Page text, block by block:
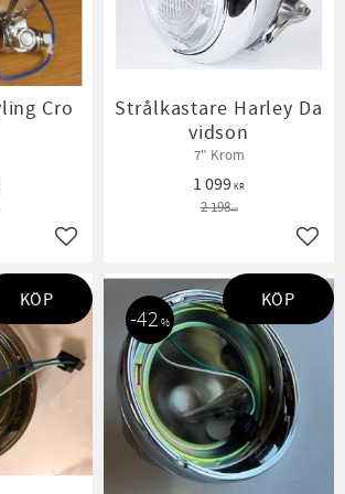
Cro
Lägg till i favoriter
Strålkastare Harley Da
vidson
7" Krom
1 099KR
2 198KR
KÖP
42 %
KÖP